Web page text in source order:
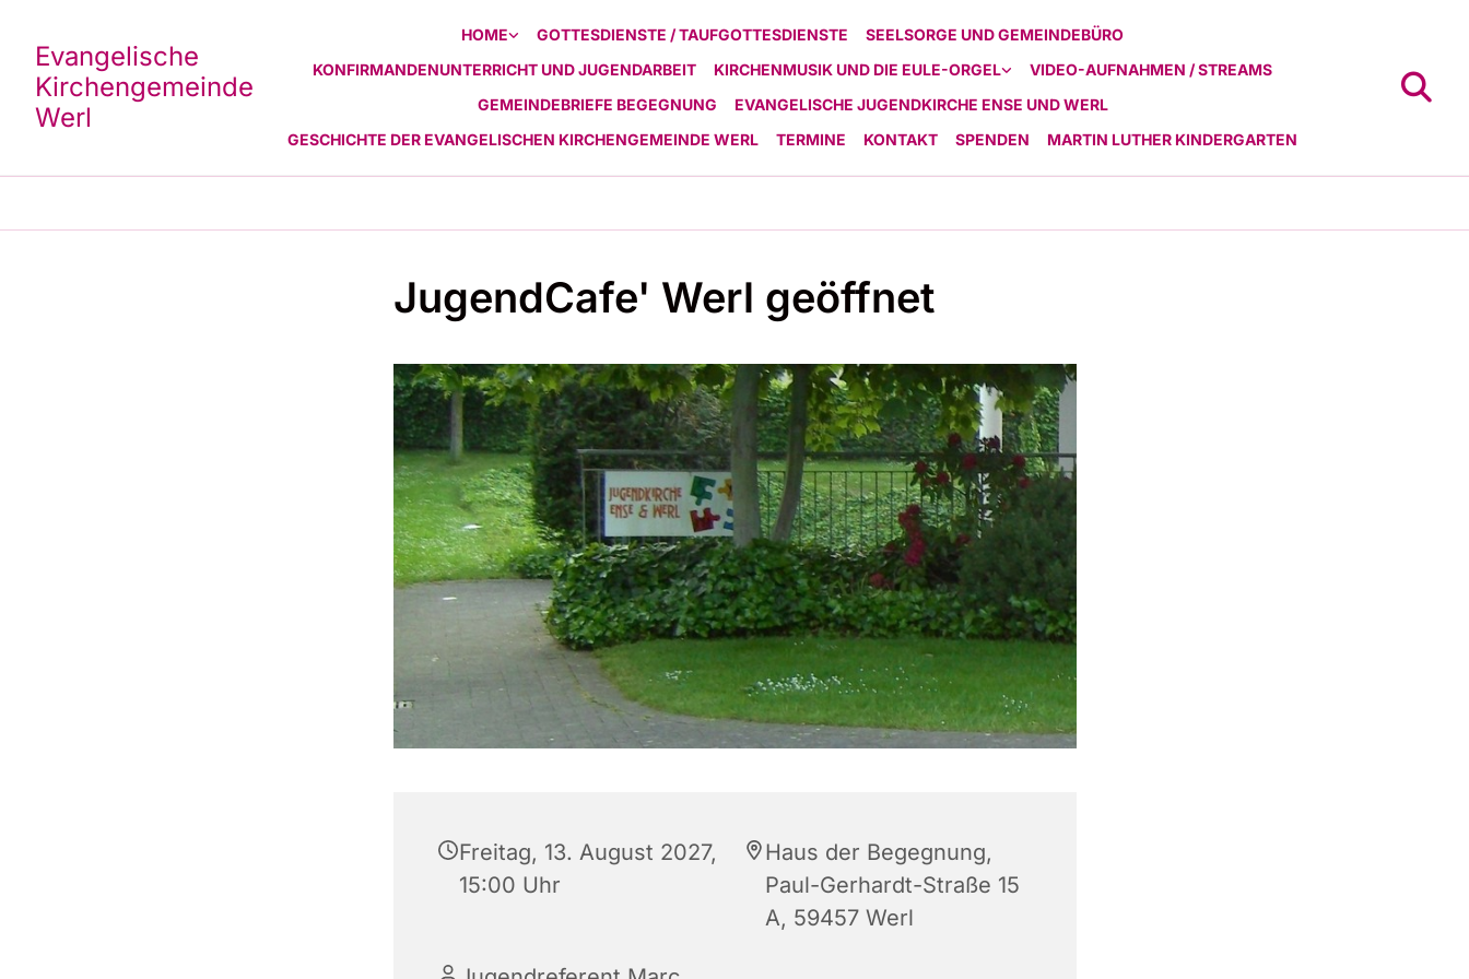
Evangelische
Kirchengemeinde
Werl
HOME GOTTESDIENSTE / TAUFGOTTESDIENSTE
SEELSORGE UND GEMEINDEBÜRO
KONFIRMANDENUNTERRICHT UND JUGENDARBEIT
KIRCHENMUSIK UND DIE EULE-ORGEL
VIDEO-AUFNAHMEN / STREAMS
GEMEINDEBRIEFE BEGEGNUNG
EVANGELISCHE JUGENDKIRCHE ENSE UND WERL
GESCHICHTE DER EVANGELISCHEN KIRCHENGEMEINDE WERL
TERMINE KONTAKT SPENDEN MARTIN LUTHER KINDERGARTEN
JugendCafe' Werl geöffnet
Freitag, 13. August 2027,
15:00 Uhr
Haus der Begegnung,
Paul-Gerhardt-Straße 15
A, 59457 Werl